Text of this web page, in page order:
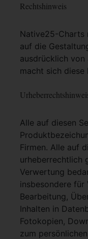
Rechtshinweis
Native25-Charts
auf die
ausdrücklich von
macht sich diese
Alle auf diesen
Firmen. Alle auf
urheberrechtlich
Verwertung
insbesondere
Bearbeitung,
Inhalten in
Fotokopien,
zum